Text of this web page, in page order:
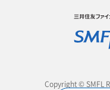
Copyright © SMFL